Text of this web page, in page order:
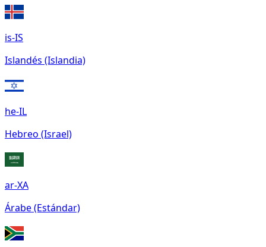
is-IS
Islandés (Islandia)
he-IL
Hebreo (Israel)
ar-XA
Árabe (Estándar)